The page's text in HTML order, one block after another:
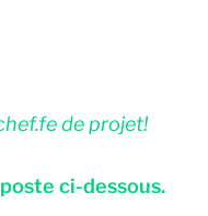
de projet!
ci-dessous.